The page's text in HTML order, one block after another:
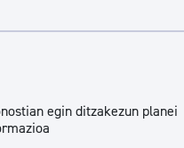
egin ditzakezun planei